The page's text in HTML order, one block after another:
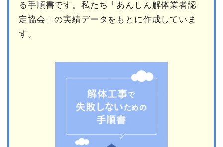
る手順書です。私たち「あんしん解体業者認
定協会」の実績データをもとに作成していま
す。